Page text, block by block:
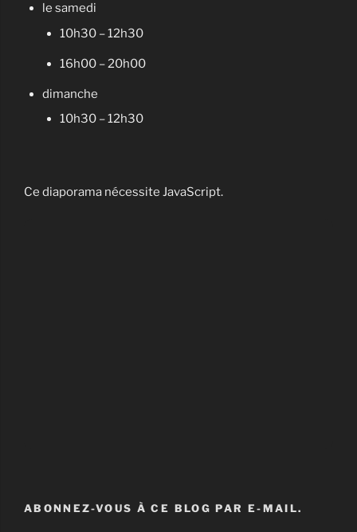
le samedi
10h30 – 12h30
16h00 – 20h00
dimanche
10h30 – 12h30
Ce diaporama nécessite JavaScript.
ABONNEZ-VOUS À CE BLOG PAR E-MAIL.